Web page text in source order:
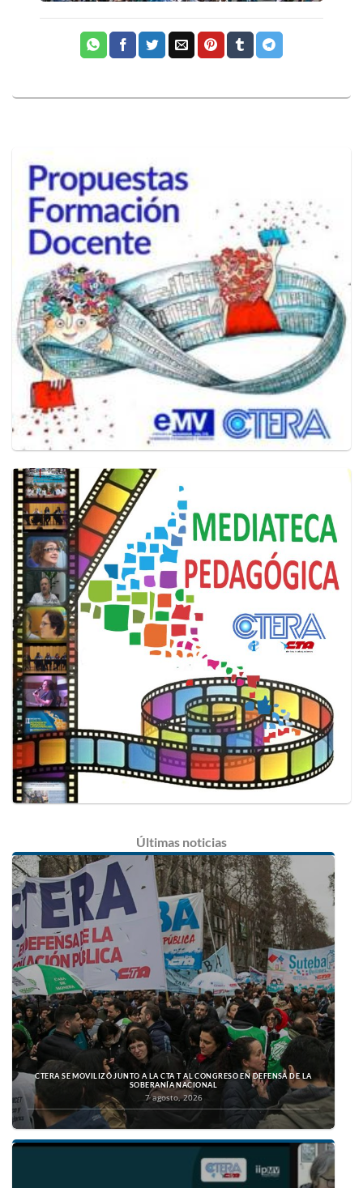
Últimas noticias
CTERA SE MOVILIZÓ JUNTO A LA CTA T AL CONGRESO EN DEFENSA DE LA
SOBERANÍA NACIONAL
7 agosto, 2026